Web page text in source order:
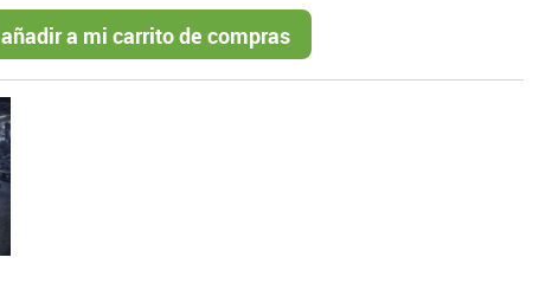
añadir a mi carrito de compras